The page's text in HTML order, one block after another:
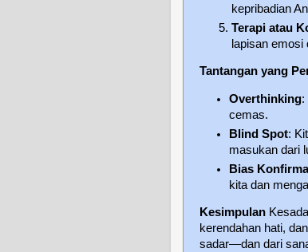
kepribadian
Terapi atau
lapisan emosi
Tantangan yang
Overthinking:
cemas.
Blind Spot:
masukan dari
Bias
kita dan
Kesimpulan
kerendahan hati,
sadar—dan dari